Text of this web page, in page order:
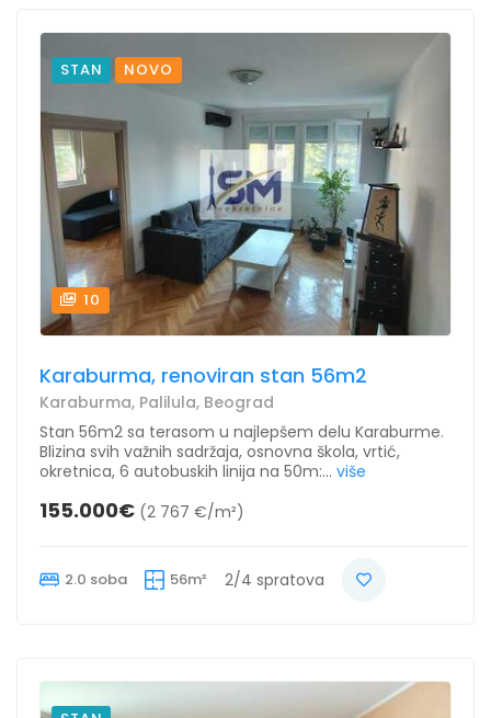
STAN NOVO
10
Karaburma, renoviran stan 56m2
Karaburma, Palilula, Beograd
Stan 56m2 sa terasom u najlepšem delu Karaburme.
Blizina svih važnih sadržaja, osnovna škola, vrtić,
okretnica, 6 autobuskih linija na 50m:... više
155.000€ (2 767 €/m²)
2.0 soba 56m² 2/4 spratova